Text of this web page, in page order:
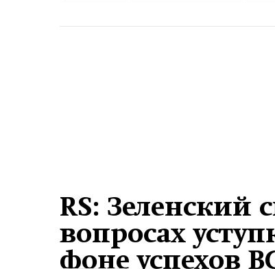
RS: Зеленский
вопросах
фоне успехов